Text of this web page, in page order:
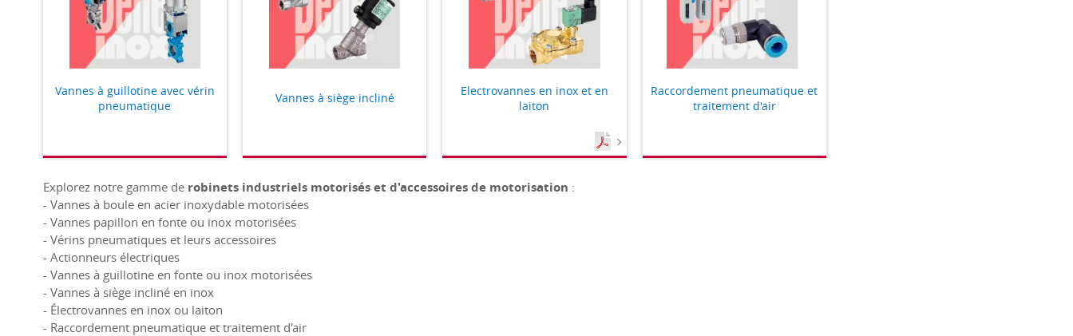
Vannes à guillotine avec vérin
pneumatique
Vannes à siège incliné
Electrovannes en inox et en
laiton
Raccordement pneumatique et
traitement d'air
Explorez notre gamme de robinets industriels motorisés et d'accessoires de motorisation :
- Vannes à boule en acier inoxydable motorisées
- Vannes papillon en fonte ou inox motorisées
- Vérins pneumatiques et leurs accessoires
- Actionneurs électriques
- Vannes à guillotine en fonte ou inox motorisées
- Vannes à siège incliné en inox
- Électrovannes en inox ou laiton
- Raccordement pneumatique et traitement d'air